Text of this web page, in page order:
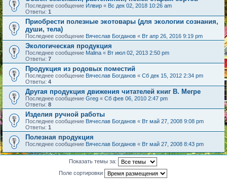
Последнее сообщение Илвир « Вс дек 02, 2018 10:26 am
Ответы: 1
Приобрести полезные экотовары (для экологии сознания,
души, тела)
Последнее сообщение Вячеслав Богданов « Вт апр 26, 2016 9:19 pm
Экологическая продукция
Последнее сообщение Malina « Вт июл 02, 2013 2:50 pm
Ответы: 7
Продукция из родовых поместий
Последнее сообщение Вячеслав Богданов « Сб дек 15, 2012 2:34 pm
Ответы: 4
Другая продукция движения читателей книг В. Мегре
Последнее сообщение Greg « Сб фев 06, 2010 2:47 pm
Ответы: 8
Изделия ручной работы
Последнее сообщение Вячеслав Богданов « Вт май 27, 2008 9:08 pm
Ответы: 1
Полезная продукция
Последнее сообщение Вячеслав Богданов « Вт май 27, 2008 8:43 pm
Показать темы за:
Поле сортировки